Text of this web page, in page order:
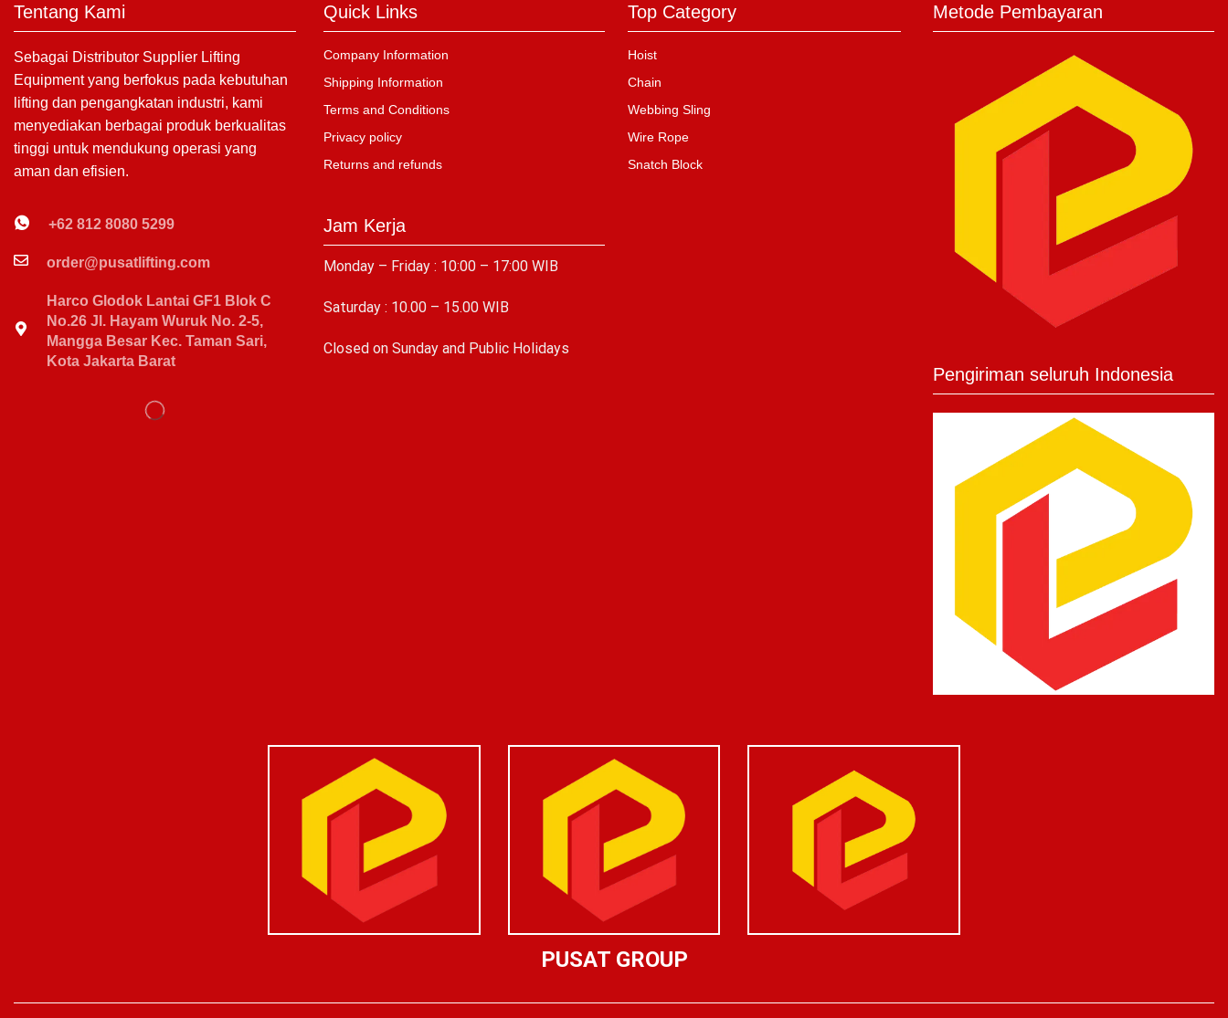
Tentang Kami
Sebagai Distributor Supplier Lifting
Equipment yang berfokus pada kebutuhan
lifting dan pengangkatan industri, kami
menyediakan berbagai produk berkualitas
tinggi untuk mendukung operasi yang
aman dan efisien.
+62 812 8080 5299
order@pusatlifting.com
Harco Glodok Lantai GF1 Blok C
No.26 Jl. Hayam Wuruk No. 2-5,
Mangga Besar Kec. Taman Sari,
Kota Jakarta Barat
Quick Links
Company Information
Shipping Information
Terms and Conditions
Privacy policy
Returns and refunds
Jam Kerja
Monday – Friday : 10:00 – 17:00 WIB
Saturday : 10.00 – 15.00 WIB
Closed on Sunday and Public Holidays
Top Category
Hoist
Chain
Webbing Sling
Wire Rope
Snatch Block
Metode Pembayaran
Pengiriman seluruh Indonesia
PUSAT GROUP